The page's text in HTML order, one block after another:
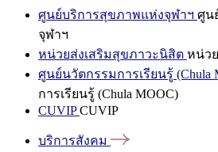
ศูนย์บริการสุขภาพแห่งจุฬาฯ ศูน
จุฬาฯ
หน่วยส่งเสริมสุขภาวะนิสิต หน่ว
ศูนย์นวัตกรรมการเรียนรู้ (Chula
การเรียนรู้ (Chula MOOC)
CUVIPCUVIP
บริการสังคม